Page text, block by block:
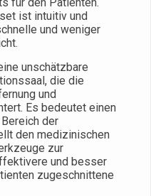
ist intuitiv und
und weniger
unschätzbare
die die
und
Es bedeutet einen
der
den medizinischen
zur
und besser
zugeschnittene